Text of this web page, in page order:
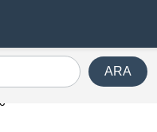
ARA